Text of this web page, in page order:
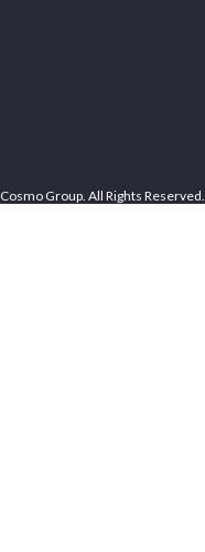
Cosmo Group. All Rights Reserved.